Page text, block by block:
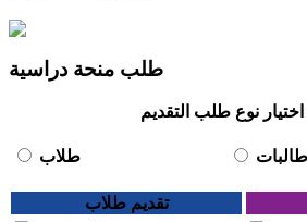
طلب منحة دراسية
نوع طلب التقديم
طلاب طالبات
تقديم طلاب